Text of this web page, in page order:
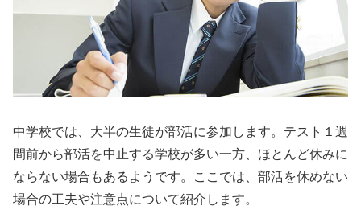
中学校では、大半の生徒が部活に参加します。テスト１週
間前から部活を中止する学校が多い一方、ほとんど休みに
ならない場合もあるようです。ここでは、部活を休めない
場合の工夫や注意点について紹介します。